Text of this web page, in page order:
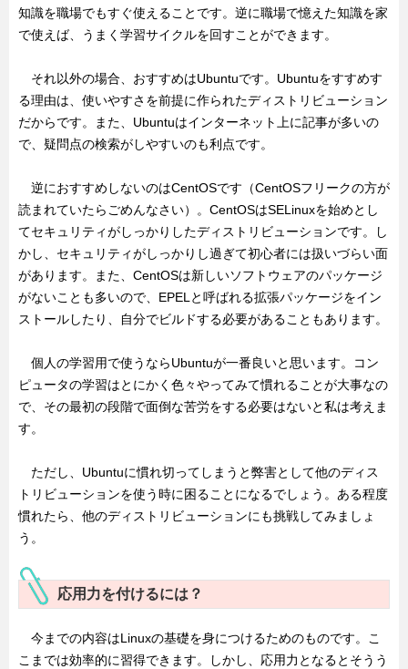
知識を職場でもすぐ使えることです。逆に職場で憶えた知識を家
で使えば、うまく学習サイクルを回すことができます。
それ以外の場合、おすすめはUbuntuです。Ubuntuをすすめす
る理由は、使いやすさを前提に作られたディストリビューション
だからです。また、Ubuntuはインターネット上に記事が多いの
で、疑問点の検索がしやすいのも利点です。
逆におすすめしないのはCentOSです（CentOSフリークの方が
読まれていたらごめんなさい）。CentOSはSELinuxを始めとし
てセキュリティがしっかりしたディストリビューションです。し
かし、セキュリティがしっかりし過ぎて初心者には扱いづらい面
があります。また、CentOSは新しいソフトウェアのパッケージ
がないことも多いので、EPELと呼ばれる拡張パッケージをイン
ストールしたり、自分でビルドする必要があることもあります。
個人の学習用で使うならUbuntuが一番良いと思います。コン
ピュータの学習はとにかく色々やってみて慣れることが大事なの
で、その最初の段階で面倒な苦労をする必要はないと私は考えま
す。
ただし、Ubuntuに慣れ切ってしまうと弊害として他のディス
トリビューションを使う時に困ることになるでしょう。ある程度
慣れたら、他のディストリビューションにも挑戦してみましょ
う。
応用力を付けるには？
今までの内容はLinuxの基礎を身につけるためのものです。こ
こまでは効率的に習得できます。しかし、応用力となるとそうう